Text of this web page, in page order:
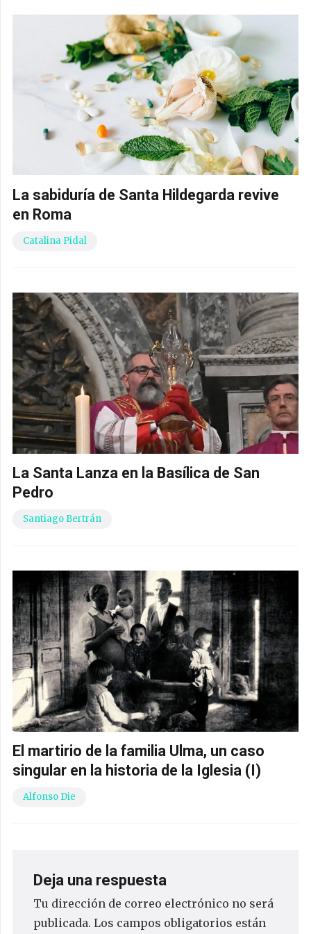
La sabiduría de Santa Hildegarda revive
en Roma
Catalina Pidal
La Santa Lanza en la Basílica de San
Pedro
Santiago Bertrán
El martirio de la familia Ulma, un caso
singular en la historia de la Iglesia (I)
Alfonso Die
Deja una respuesta
Tu dirección de correo electrónico no será
publicada. Los campos obligatorios están